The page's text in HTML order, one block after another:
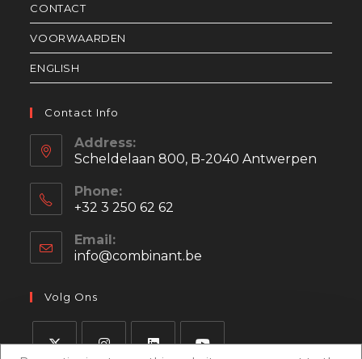
CONTACT
VOORWAARDEN
ENGLISH
Contact Info
Address:
Scheldelaan 800, B-2040 Antwerpen
Phone:
+32 3 250 62 62
Email:
info@combinant.be
Volg Ons